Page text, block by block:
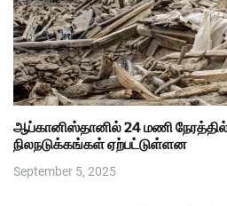
ஆப்கானிஸ்தானில் 24 மணி
நிலநடுக்கங்கள் ஏற்பட்டுள்ளன
September 5, 2025